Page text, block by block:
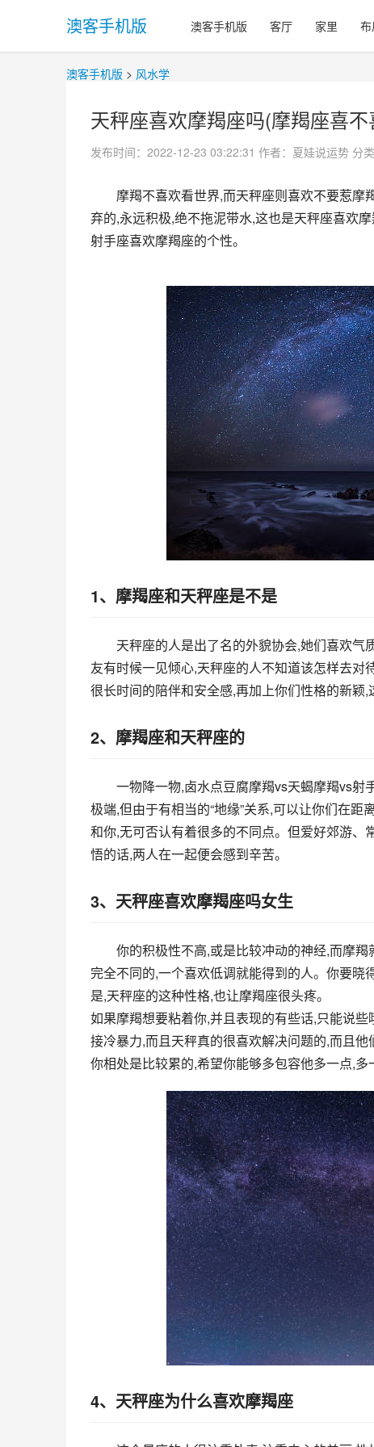
澳客手机版 澳客手机版 客厅 家里 布
澳客手机版 > 风水学
天秤座喜欢摩羯座吗(摩羯座喜
发布时间：2022-12-23 03:22:31 作者：夏娃说运势 分类
摩羯不喜欢看世界,而天秤座则喜欢不要惹
弃的,永远积极,绝不拖泥带水,这也是天秤座喜欢摩
射手座喜欢摩羯座的个性。
1、摩羯座和天秤座是不是
天秤座的人是出了名的外貌协会,她们喜欢气
友有时候一见倾心,天秤座的人不知道该怎样去
很长时间的陪伴和安全感,再加上你们性格的新颖,
2、摩羯座和天秤座的
一物降一物,卤水点豆腐摩羯vs天蝎摩羯vs射
极端,但由于有相当的“地缘”关系,可以让你们在
和你,无可否认有着很多的不同点。但爱好郊游
悟的话,两人在一起便会感到辛苦。
3、天秤座喜欢摩羯座吗女生
你的积极性不高,或是比较冲动的神经,而摩
完全不同的,一个喜欢低调就能得到的人。你要
是,天秤座的这种性格,也让摩羯座很头疼。
如果摩羯想要粘着你,并且表现的有些话,只能说
接冷暴力,而且天秤真的很喜欢解决问题的,而且
你相处是比较累的,希望你能够多包容他多一点,多
4、天秤座为什么喜欢摩羯座